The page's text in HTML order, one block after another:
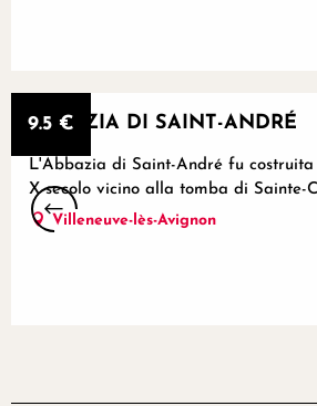
9.5 €
ABBAZIA DI SAINT-ANDRÉ
L'Abbazia di Saint-André fu
X secolo vicino alla tomba di Sainte-
Villeneuve-lès-Avignon